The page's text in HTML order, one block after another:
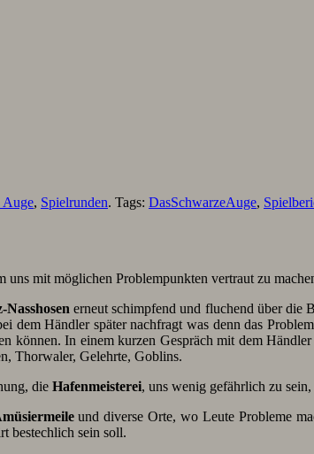
Auge, Spielrunden. Tags: DasSchwarzeAuge,
uns mit möglichen Problempunkten vertraut zu
erneut schimpfend und fluchend über die
dem Händler später nachfragt was denn das
können. In einem kurzen Gespräch mit dem Händler
Thorwaler, Gelehrte, Goblins.
die Hafenmeisterei, uns wenig gefährlich zu
und diverse Orte, wo Leute Probleme
bestechlich sein soll.